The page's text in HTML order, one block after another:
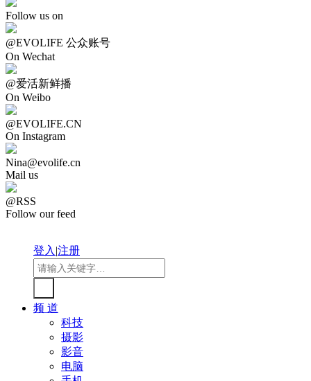
Follow us on
@EVOLIFE 公众账号
On Wechat
@爱活新鲜播
On Weibo
@EVOLIFE.CN
On Instagram
Nina@evolife.cn
Mail us
@RSS
Follow our feed
登入|注册
频 道
科技
摄影
影音
电脑